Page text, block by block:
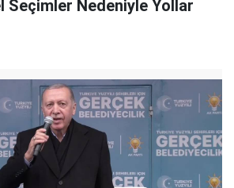
Seçimler Nedeniyle Yollar